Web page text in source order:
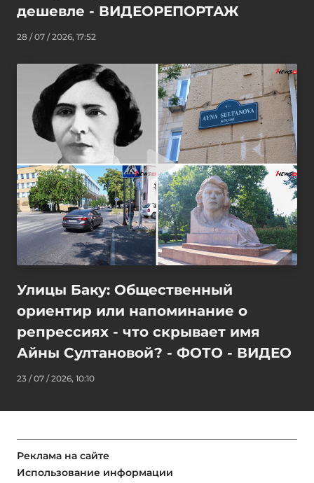
дешевле - ВИДЕОРЕПОРТАЖ
28 / 07 / 2026, 17:52
Улицы Баку: Общественный
ориентир или напоминание о
репрессиях - что скрывает имя
Айны Султановой? - ФОТО - ВИДЕО
23 / 07 / 2026, 10:10
Реклама на сайте
Использование информации